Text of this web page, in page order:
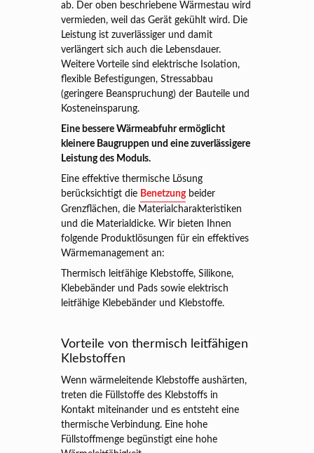
ab. Der oben beschriebene Wärmestau wird
vermieden, weil das Gerät gekühlt wird. Die
Leistung ist zuverlässiger und damit
verlängert sich auch die Lebensdauer.
Weitere Vorteile sind elektrische Isolation,
flexible Befestigungen, Stressabbau
(geringere Beanspruchung) der Bauteile und
Kosteneinsparung.
Eine bessere Wärmeabfuhr ermöglicht
kleinere Baugruppen und eine zuverlässigere
Leistung des Moduls.
Eine effektive thermische Lösung
berücksichtigt die Benetzungbeider
Grenzflächen, die Materialcharakteristiken
und die Materialdicke. Wir bieten Ihnen
folgende Produktlösungen für ein effektives
Wärmemanagement an:
Thermisch leitfähige Klebstoffe, Silikone,
Klebebänder und Pads sowie elektrisch
leitfähige Klebebänder und Klebstoffe.
Vorteile von thermisch leitfähigen
Klebstoffen
Wenn wärmeleitende Klebstoffe aushärten,
treten die Füllstoffe des Klebstoffs in
Kontakt miteinander und es entsteht eine
thermische Verbindung. Eine hohe
Füllstoffmenge begünstigt eine hohe